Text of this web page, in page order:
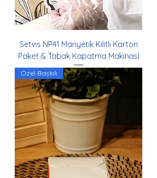
Setvis NP41 Manyetik Kilitli Karton
Paket & Tabak Kapatma MakinasI
Özel Baskılı